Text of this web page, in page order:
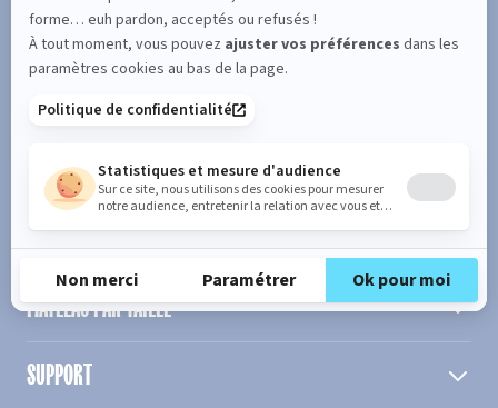
Entrez votre adresse email
S'inscrire
concernant les offres, services, produits ou évènements de Bultex
conformément à
notre politique de protection des données personnelles
PRODUIT
MATELAS PAR TAILLE
SUPPORT